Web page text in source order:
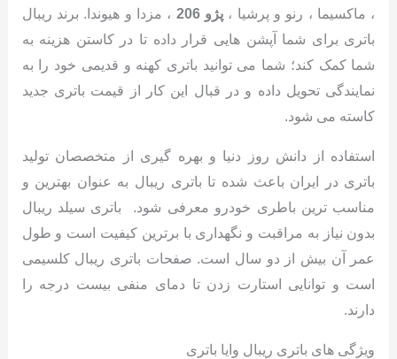
، ماکسیما ، رنو و پرشیا ، پژو 206
، مزدا و هیوندا. برند ریبال
باتری برای شما آپشن هایی قرار داده تا در کاستن هزینه به
شما کمک کند؛ شما می توانید باتری کهنه و قدیمی خود را به
نمایندگی تحویل داده و در قبال این کار از قیمت باتری جدید
کاسته می شود.
استفاده از دانش روز دنیا و بهره گیری از متخصصان تولید
باتری در ایران باعث شده تا باتری ریبال به عنوان بهترین و
مناسب ترین باطری خودرو معرفی شود. باتری سیلد ریبال
بدون نیاز به مراقبت و نگهداری با برترین کیفیت است و طول
عمر آن بیش از دو سال است. صفحات باتری ریبال کلسیمی
است و توانایی استارت زدن تا دمای منفی بیست درجه را
دارند.
ویژگی های باتری ریبال وایا باتری